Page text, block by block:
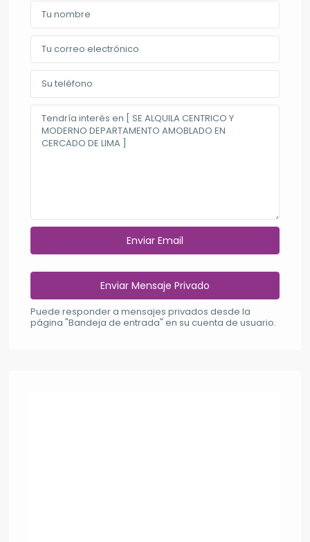
Puede responder a mensajes privados desde la
página "Bandeja de entrada" en su cuenta de usuario.